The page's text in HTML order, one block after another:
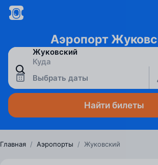
Аэропорт
Выбрать даты
Найти билеты
Главная / Аэропорты / Жуковский